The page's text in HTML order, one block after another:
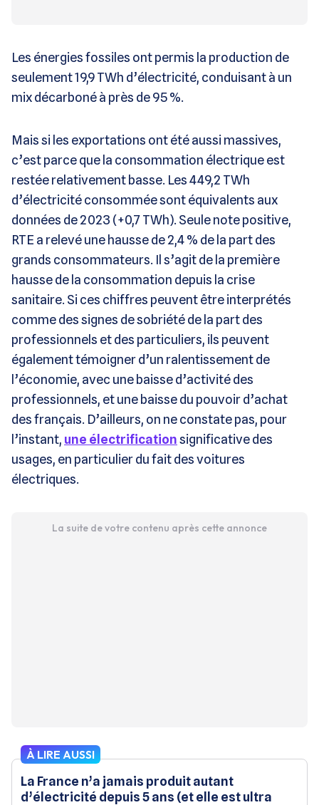
Les énergies fossiles ont permis la production de
seulement 19,9 TWh d’électricité, conduisant à un
mix décarboné à près de 95 %.
Mais si les exportations ont été aussi massives,
c’est parce que la consommation électrique est
restée relativement basse. Les 449,2 TWh
d’électricité consommée sont équivalents aux
données de 2023 (+0,7 TWh). Seule note positive,
RTE a relevé une hausse de 2,4 % de la part des
grands consommateurs. Il s’agit de la première
hausse de la consommation depuis la crise
sanitaire. Si ces chiffres peuvent être interprétés
comme des signes de sobriété de la part des
professionnels et des particuliers, ils peuvent
également témoigner d’un ralentissement de
l’économie, avec une baisse d’activité des
professionnels, et une baisse du pouvoir d’achat
des français. D’ailleurs, on ne constate pas, pour
l’instant, une électrificationsignificative des
usages, en particulier du fait des voitures
électriques.
La suite de votre contenu après cette annonce
À LIRE AUSSI
La France n’a jamais produit autant
d’électricité depuis 5 ans (et elle est ultra